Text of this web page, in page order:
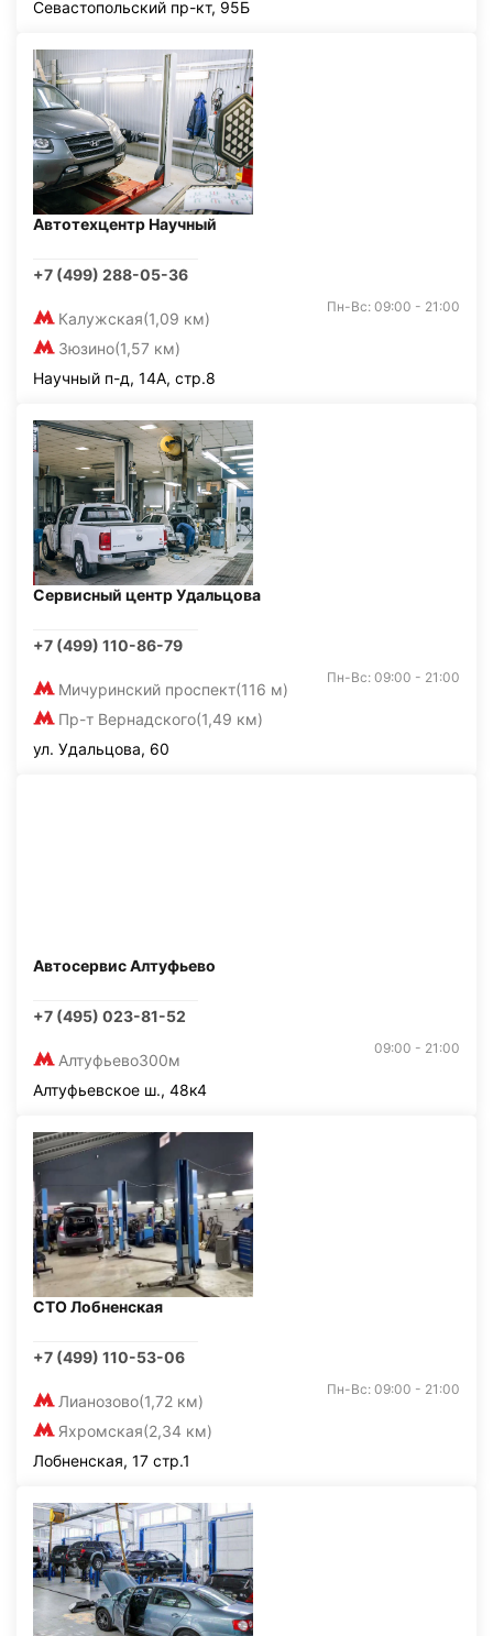
Севастопольский пр-кт, 95Б
Автотехцентр Научный
+7 (499) 288-05-36
Калужская(1,09 км)
Зюзино(1,57 км)
Пн-Вс: 09:00 - 21:00
Научный п-д, 14А, стр.8
Сервисный центр Удальцова
+7 (499) 110-86-79
Мичуринский проспект(116 м)
Пр-т Вернадского(1,49 км)
Пн-Вс: 09:00 - 21:00
ул. Удальцова, 60
Автосервис Алтуфьево
+7 (495) 023-81-52
Алтуфьево300м
09:00 - 21:00
Алтуфьевское ш., 48к4
СТО Лобненская
+7 (499) 110-53-06
Лианозово(1,72 км)
Яхромская(2,34 км)
Пн-Вс: 09:00 - 21:00
Лобненская, 17 стр.1